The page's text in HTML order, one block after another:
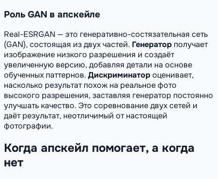
Роль GAN в апскейле
Real-ESRGAN — это генеративно-состязательная сеть
(GAN), состоящая из двух частей. Генератор получает
изображение низкого разрешения и создаёт
увеличенную версию, добавляя детали на основе
обученных паттернов. Дискриминатороценивает,
насколько результат похож на реальное фото
высокого разрешения, заставляя генератор постоянно
улучшать качество. Это соревнование двух сетей и
даёт результат, неотличимый от настоящей
фотографии.
Когда апскейл помогает, а когда
нет